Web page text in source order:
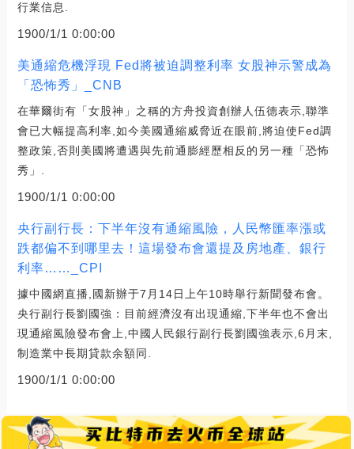
行業信息.
1900/1/1 0:00:00
美通縮危機浮現 Fed將被迫調整利率 女股神示警成為
「恐怖秀」_CNB
在華爾街有「女股神」之稱的方舟投資創辦人伍德表示,聯準
會已大幅提高利率,如今美國通縮威脅近在眼前,將迫使Fed調
整政策,否則美國將遭遇與先前通膨經歷相反的另一種「恐怖
秀」.
1900/1/1 0:00:00
央行副行長：下半年沒有通縮風險，人民幣匯率漲或
跌都偏不到哪里去！這場發布會還提及房地產、銀行
利率……_CPI
據中國網直播,國新辦于7月14日上午10時舉行新聞發布會。
央行副行長劉國強：目前經濟沒有出現通縮,下半年也不會出
現通縮風險發布會上,中國人民銀行副行長劉國強表示,6月末,
制造業中長期貸款余額同.
1900/1/1 0:00:00